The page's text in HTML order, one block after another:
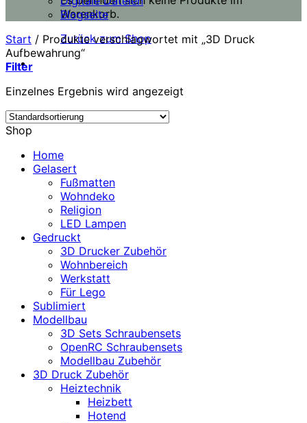
Warenkorb.
Zurück zum Shop
Blogseite
Start / Produkte verschlagwortet mit „3D Druck
Aufbewahrung“
Filter
Einzelnes Ergebnis wird angezeigt
Shop
Home
Gelasert
Fußmatten
Wohndeko
Religion
LED Lampen
Gedruckt
3D Drucker Zubehör
Wohnbereich
Werkstatt
Für Lego
Sublimiert
Modellbau
3D Sets Schraubensets
OpenRC Schraubensets
Modellbau Zubehör
3D Druck Zubehör
Heiztechnik
Heizbett
Hotend